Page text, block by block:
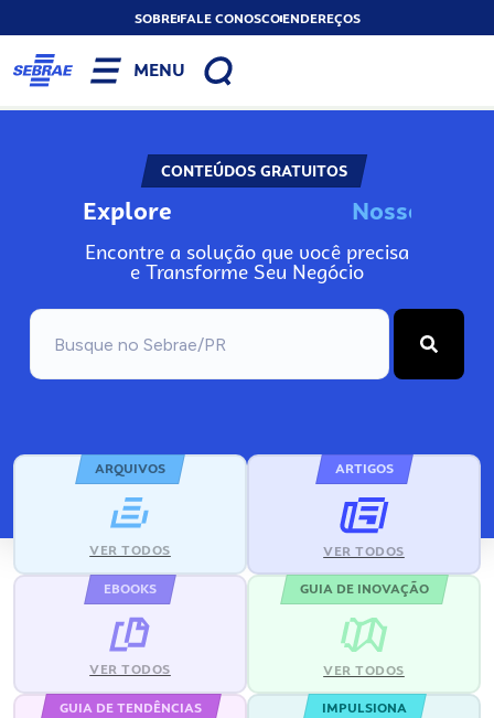
SOBREFALE CONOSCOENDEREÇOS
MENU
CONTEÚDOS GRATUITOS
Explore No
Encontre a solução que você precisa
e Transforme Seu Negócio
ARQUIVOS
VER TODOS
ARTIGOS
VER TODOS
EBOOKS
VER TODOS
GUIA DE INOVAÇÃO
VER TODOS
GUIA DE TENDÊNCIAS IMPULSIONA